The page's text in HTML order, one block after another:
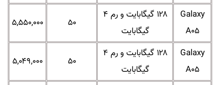
Galaxy
A۰۵
۱۲۸ گیگابایت و رم ۴
گیگابایت
۵۰ ۵,۵۵۰,۰۰۰
Galaxy
A۰۵
۱۲۸ گیگابایت و رم ۴
گیگابایت
۵۰ ۵,۰۴۹,۰۰۰